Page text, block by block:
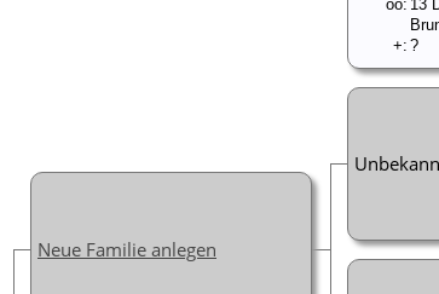
oo: 13
+: ?
Neue Familie anlegen